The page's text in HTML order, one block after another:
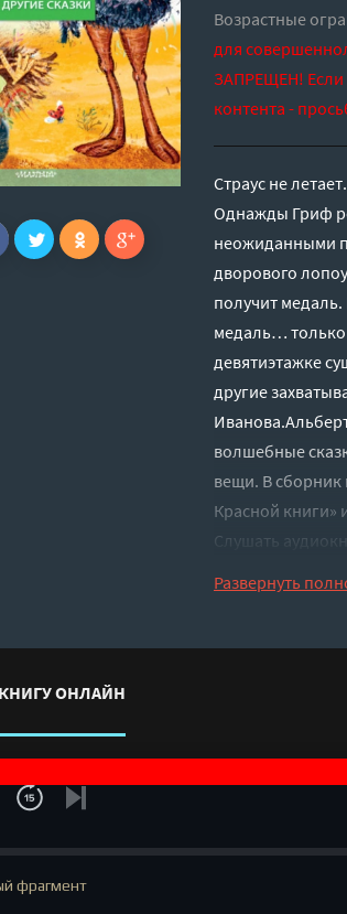
Возрастные
для
ЗАПРЕЩЕН! Если
контента -
Страус не
Однажды Гриф
неожиданными
дворового
получит
медаль… только
девятиэтажке
другие
волшебные
вещи. В сборник
Красной книги»
Слушать
Развернуть
ОНЛАЙН
фрагмент